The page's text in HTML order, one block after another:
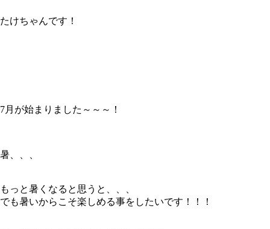
たけちゃんです！
7月が始まりました～～～！
暑、、、
もっと暑くなると思うと、、、
でも暑いからこそ楽しめる事をしたいです！！！